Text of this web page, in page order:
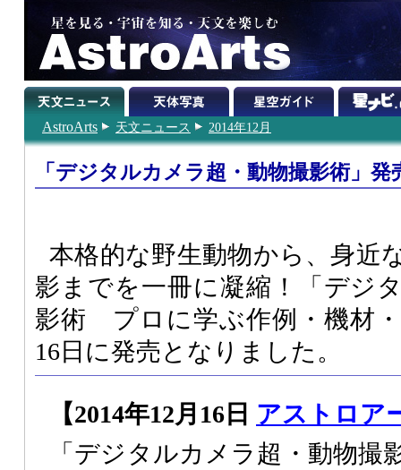
AstroArts 天文ニュース 2014年12月
「デジタルカメラ超・動物撮影術」発
本格的な野生動物から、身近
影までを一冊に凝縮！「デジ
影術 プロに学ぶ作例・機材
16日に発売となりました。
【2014年12月16日 アストロア
「デジタルカメラ超・動物撮